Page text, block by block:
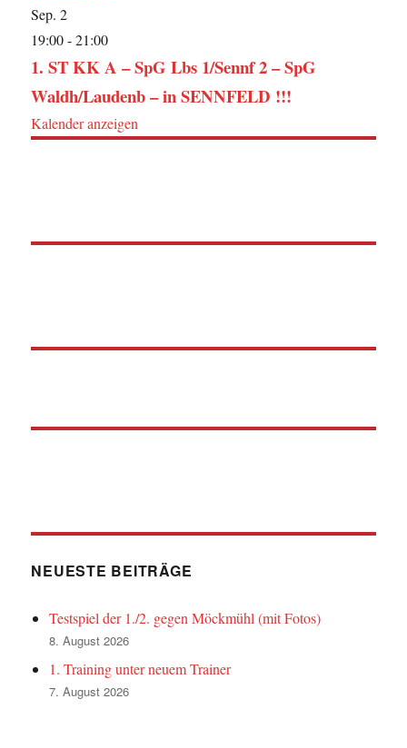
Sep.2
19:00-21:00
1. ST KK A – SpG Lbs 1/Sennf 2 – SpG
Waldh/Laudenb – in SENNFELD !!!
Kalender anzeigen
NEUESTE BEITRÄGE
Testspiel der 1./2. gegen Möckmühl (mit Fotos)
8. August 2026
1. Training unter neuem Trainer
7. August 2026